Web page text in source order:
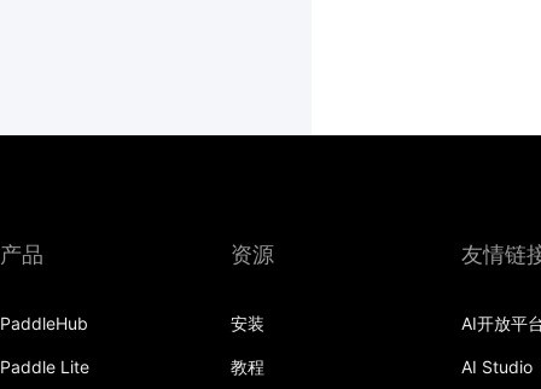
产品
PaddleHub
Paddle Lite
资源
安装
教程
友情链
AI开放平
AI Studio